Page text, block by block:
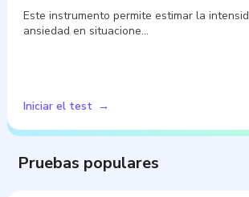
Este instrumento permite estimar la
ansiedad en situacione…
Iniciar el test
Pruebas populares